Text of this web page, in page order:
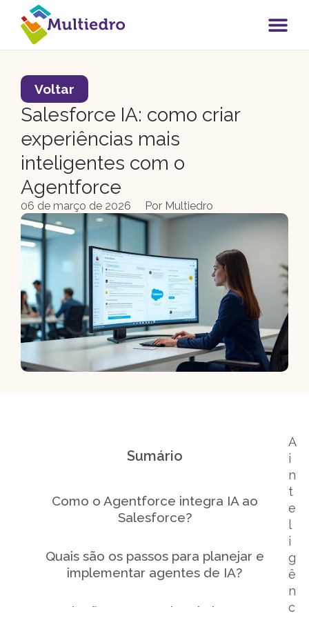
Voltar
Salesforce IA: como criar
experiências mais
inteligentes com o
Agentforce
06 de março de 2026 Por Multiedro
A
i
n
t
e
l
i
g
ê
n
c
Sumário
Como o Agentforce integra IA ao
Salesforce?
Quais são os passos para planejar e
implementar agentes de IA?
Quais são os exemplos de impacto